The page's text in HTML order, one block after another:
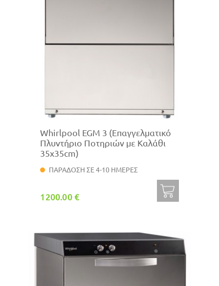
Whirlpool EGM 3 (Επαγγελματικό
Πλυντήριο Ποτηριών με Καλάθι
35x35cm)
ΠΑΡΑΔΟΣΗ ΣΕ 4-10 ΗΜΕΡΕΣ
1200.00 €